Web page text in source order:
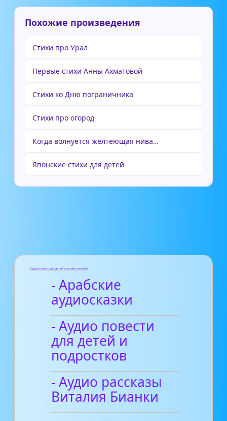
Похожие произведения
Стихи про Урал
Первые стихи Анны Ахматовой
Стихи ко Дню пограничника
Стихи про огород
Когда волнуется желтеющая нива…
Японские стихи для детей
Аудиосказки для детей слушать онлайн
- Арабские
аудиосказки
- Аудио повести
для детей и
подростков
- Аудио рассказы
Виталия Бианки